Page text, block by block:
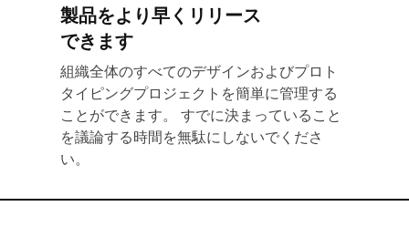
製品をより早くリリース
できます
組織全体のすべてのデザインおよびプロト
タイピングプロジェクトを簡単に管理する
ことができます。 すでに決まっていること
を議論する時間を無駄にしないでくださ
い。